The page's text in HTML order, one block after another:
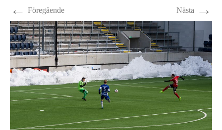
← Föregående Nästa →